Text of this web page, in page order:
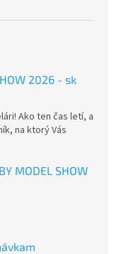
2026 - sk
Ako ten čas letí, a
na ktorý Vás
MODEL SHOW